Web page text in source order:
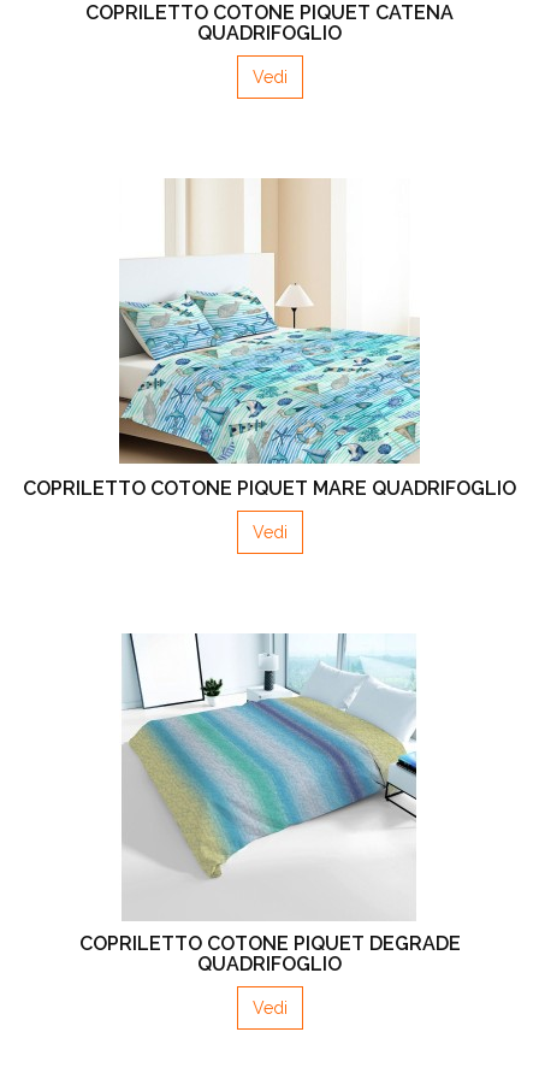
COPRILETTO COTONE PIQUET CATENA
QUADRIFOGLIO
Vedi
COPRILETTO COTONE PIQUET MARE QUADRIFOGLIO
Vedi
COPRILETTO COTONE PIQUET DEGRADE
QUADRIFOGLIO
Vedi